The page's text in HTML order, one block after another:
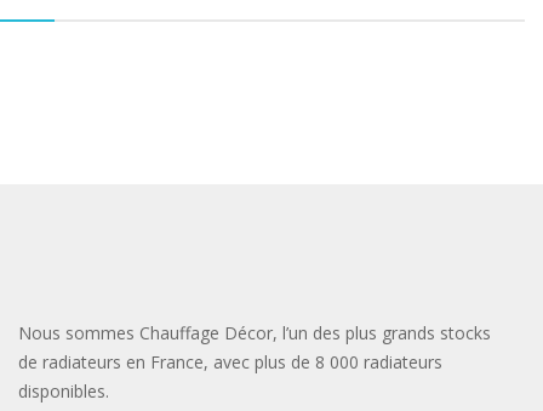
Nous sommes Chauffage Décor, l’un des plus grands stocks
de radiateurs en France, avec plus de 8 000 radiateurs
disponibles.